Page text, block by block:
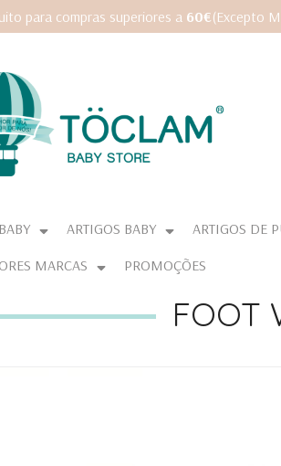
para compras superiores a 60€(Excepto
ARTIGOS BABY ARTIGOS DE
MARCAS
PROMOÇÕES
FOOT